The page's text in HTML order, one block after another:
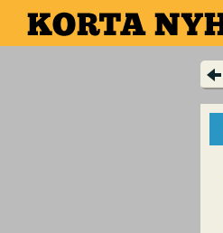
Hoppa
till